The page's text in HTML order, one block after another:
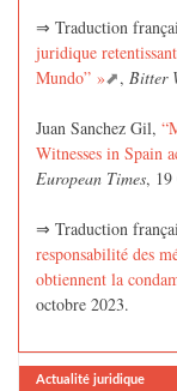
⇒ Traduction
juridique
Mundo” »
, Bitter
Juan Sanchez Gil,
Witnesses in Spain
European Times, 19
⇒ Traduction
responsabilité des
obtiennent la
octobre 2023.
Actualité juridique